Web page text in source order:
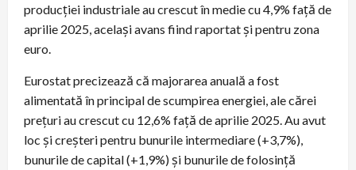
producţiei industriale au crescut în medie cu 4,9% faţă de
aprilie 2025, acelaşi avans fiind raportat şi pentru zona
euro.
Eurostat precizează că majorarea anuală a fost
alimentată în principal de scumpirea energiei, ale cărei
preţuri au crescut cu 12,6% faţă de aprilie 2025. Au avut
loc şi creşteri pentru bunurile intermediare (+3,7%),
bunurile de capital (+1,9%) şi bunurile de folosinţă